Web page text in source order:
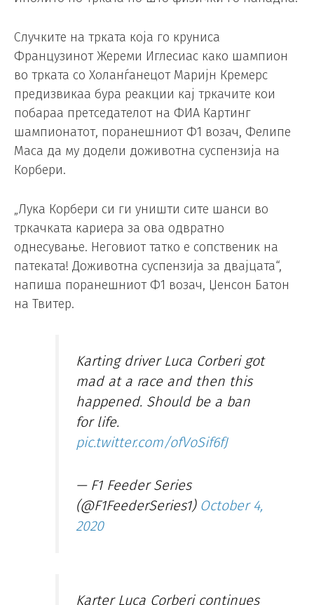
Cлучките на трката која го круниса
Французинот Жереми Иглесиас како шампион
во трката со Холанѓанецот Маријн Кремерс
предизвикаа бура реакции кај тркачите кои
побараа претседателот на ФИА Картинг
шампионатот, поранешниот Ф1 возач, Фелипе
Маса да му додели доживотна суспензија на
Корбери.
„Лука Корбери си ги уништи сите шанси во
тркачката кариера за ова одвратно
однесување. Неговиот татко е сопственик на
патеката! Доживотна суспензија за двајцата“,
напиша поранешниот Ф1 возач, Џенсон Батон
на Твитер.
Karting driver Luca Corberi got
mad at a race and then this
happened. Should be a ban
for life.
pic.twitter.com/ofVoSif6fJ
— F1 Feeder Series
(@F1FeederSeries1) October 4,
2020
Karter Luca Corberi continues